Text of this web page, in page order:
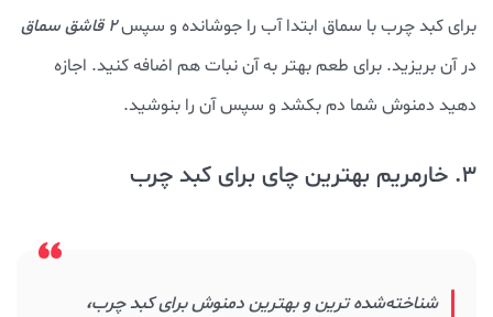
برای کبد چرب با سماق ابتدا آب را جوشانده و سپس2 قاشق سماق
در آن بریزید. برای طعم بهتر به آن نبات هم اضافه کنید. اجازه
دهید دمنوش شما دم بکشد و سپس آن را بنوشید.
3. خارمریم بهترین چای برای کبد چرب
شناخته‌شده ترین و بهترین دمنوش برای کبد چرب،